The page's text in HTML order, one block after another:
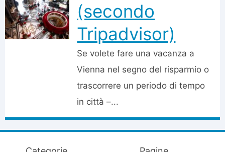
(secondo
Tripadvisor)
Se volete fare una vacanza a
Vienna nel segno del risparmio o
trascorrere un periodo di tempo
in città –...